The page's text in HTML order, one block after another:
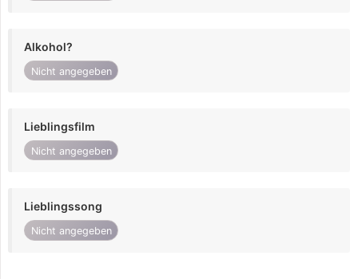
Alkohol?
Nicht angegeben
Lieblingsfilm
Nicht angegeben
Lieblingssong
Nicht angegeben